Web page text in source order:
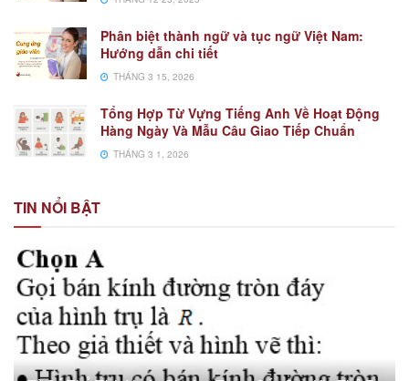
Phân biệt thành ngữ và tục ngữ Việt Nam:
Hướng dẫn chi tiết
THÁNG 3 15, 2026
Tổng Hợp Từ Vựng Tiếng Anh Về Hoạt Động
Hàng Ngày Và Mẫu Câu Giao Tiếp Chuẩn
THÁNG 3 1, 2026
TIN NỔI BẬT